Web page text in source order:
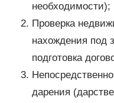
необходимости);
Проверка
нахождения под
подготовка
дарения